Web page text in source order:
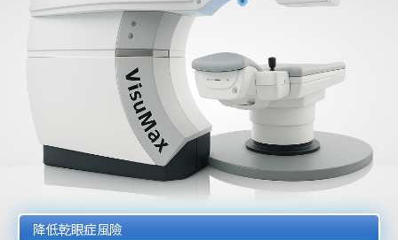
降低乾眼症風險